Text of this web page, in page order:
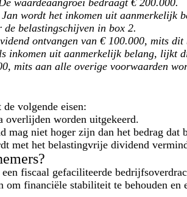
waardeaangroei bedraagt € 200.000.
wordt het inkomen uit aanmerkelijk
de belastingschijven in box 2.
ontvangen van € 100.000, mits
inkomen uit aanmerkelijk belang, lijkt
mits aan alle overige voorwaarden
volgende eisen:
overlijden worden uitgekeerd.
mag niet hoger zijn dan het bedrag
met het belastingvrije dividend
een fiscaal gefaciliteerde
financiële stabiliteit te behouden en